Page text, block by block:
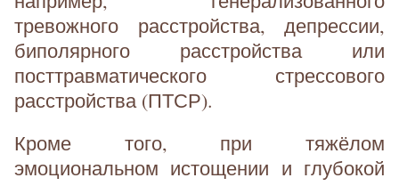
тревожного расстройства, депрессии,
биполярного расстройства или
посттравматического стрессового
расстройства (ПТСР).
Кроме того, при тяжёлом
эмоциональном истощении и глубокой